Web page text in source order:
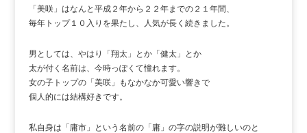
「美咲」はなんと平成２年から２２年までの２１年間、
毎年トップ１０入りを果たし、人気が長く続きました。
男としては、やはり「翔太」とか「健太」とか
太が付く名前は、今時っぽくて憧れます。
女の子トップの「美咲」もなかなか可愛い響きで
個人的には結構好きです。
私自身は「庸市」という名前の「庸」の字の説明が難しいのと